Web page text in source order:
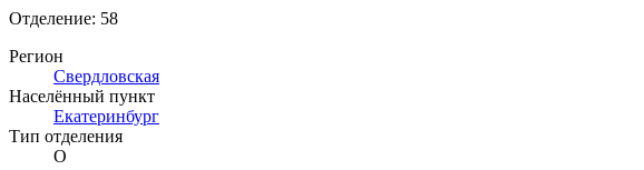
Отделение: 58
Регион
Свердловская
Населённый пункт
Екатеринбург
Тип отделения
О